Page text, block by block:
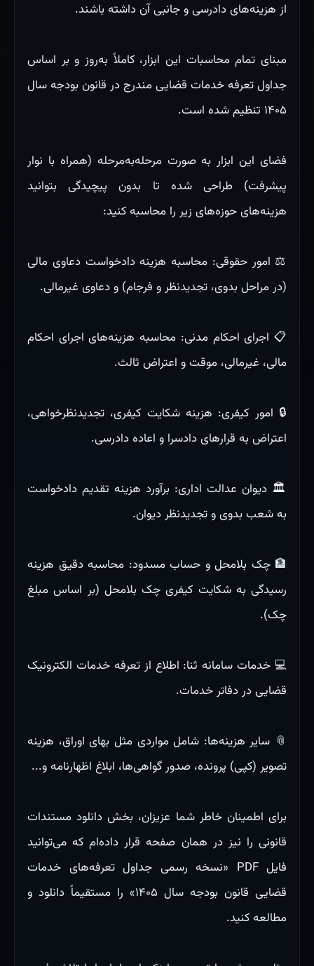
از هزینه‌های دادرسی و جانبی آن داشته باشند.
مبنای تمام محاسبات این ابزار، کاملاً به‌روز و بر اساس
جداول تعرفه خدمات قضایی مندرج در قانون بودجه سال
۱۴۰۵ تنظیم شده است.
فضای این ابزار به صورت مرحله‌به‌مرحله (همراه با نوار
پیشرفت) طراحی شده تا بدون پیچیدگی بتوانید
هزینه‌های حوزه‌های زیر را محاسبه کنید:
⚖️ امور حقوقی: محاسبه هزینه دادخواست دعاوی مالی
(در مراحل بدوی، تجدیدنظر و فرجام) و دعاوی غیرمالی.
📋 اجرای احکام مدنی: محاسبه هزینه‌های اجرای احکام
مالی، غیرمالی، موقت و اعتراض ثالث.
🔒 امور کیفری: هزینه شکایت کیفری، تجدیدنظرخواهی،
اعتراض به قرارهای دادسرا و اعاده دادرسی.
🏛️ دیوان عدالت اداری: برآورد هزینه تقدیم دادخواست
به شعب بدوی و تجدیدنظر دیوان.
🏦 چک بلامحل و حساب مسدود: محاسبه دقیق هزینه
رسیدگی به شکایت کیفری چک بلامحل (بر اساس مبلغ
چک).
💻 خدمات سامانه ثنا: اطلاع از تعرفه خدمات الکترونیک
قضایی در دفاتر خدمات.
📎 سایر هزینه‌ها: شامل مواردی مثل بهای اوراق، هزینه
تصویر (کپی) پرونده، صدور گواهی‌ها، ابلاغ اظهارنامه و...
برای اطمینان خاطر شما عزیزان، بخش دانلود مستندات
قانونی را نیز در همان صفحه قرار داده‌ام که می‌توانید
فایل PDF «نسخه رسمی جداول تعرفه‌های خدمات
قضایی قانون بودجه سال ۱۴۰۵» را مستقیماً دانلود و
مطالعه کنید.